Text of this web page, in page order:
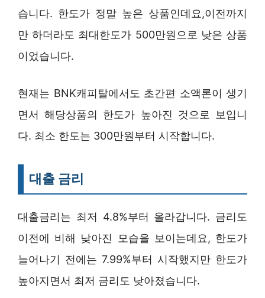
습니다. 한도가 정말 높은 상품인데요,이전까지
만 하더라도 최대한도가 500만원으로 낮은 상품
이었습니다.
현재는 BNK캐피탈에서도 초간편 소액론이 생기
면서 해당상품의 한도가 높아진 것으로 보입니
다. 최소 한도는 300만원부터 시작합니다.
대출 금리
대출금리는 최저 4.8%부터 올라갑니다. 금리도
이전에 비해 낮아진 모습을 보이는데요, 한도가
늘어나기 전에는 7.99%부터 시작했지만 한도가
높아지면서 최저 금리도 낮아졌습니다.